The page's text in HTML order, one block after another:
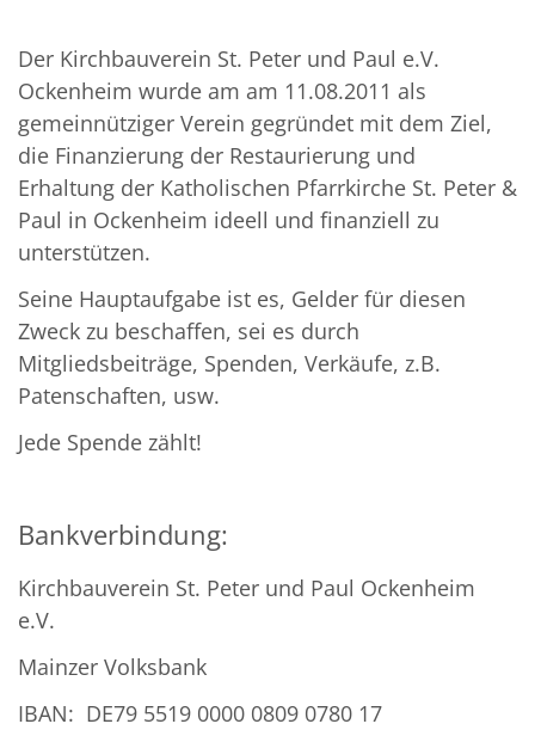
Der Kirchbauverein St. Peter und Paul e.V.
Ockenheim wurde am am 11.08.2011 als
gemeinnütziger Verein gegründet mit dem Ziel,
die Finanzierung der Restaurierung und
Erhaltung der Katholischen Pfarrkirche St. Peter &
Paul in Ockenheim ideell und finanziell zu
unterstützen.
Seine Hauptaufgabe ist es, Gelder für diesen
Zweck zu beschaffen, sei es durch
Mitgliedsbeiträge, Spenden, Verkäufe, z.B.
Patenschaften, usw.
Jede Spende zählt!
Bankverbindung:
Kirchbauverein St. Peter und Paul Ockenheim
e.V.
Mainzer Volksbank
IBAN: DE79 5519 0000 0809 0780 17